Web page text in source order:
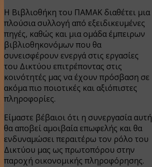
Η Βιβλιοθήκη του ΠΑΜΑΚ διαθέτει μια
πλούσια συλλογή από εξειδικευμένες
πηγές, καθώς και μια ομάδα έμπειρων
βιβλιοθηκονόμων που θα
συνεισφέρουν ενεργά στις εργασίες
του Δικτύου επιτρέποντας στις
κοινότητές μας να έχουν πρόσβαση σε
ακόμα πιο ποιοτικές και αξιόπιστες
πληροφορίες.
Είμαστε βέβαιοι ότι η συνεργασία αυτή
θα αποβεί αμοιβαία επωφελής και θα
ενδυναμώσει περαιτέρω τον ρόλο του
Δικτύου μας ως πρωτοπόρου στην
παροχή οικονομικής πληροφόρησης.